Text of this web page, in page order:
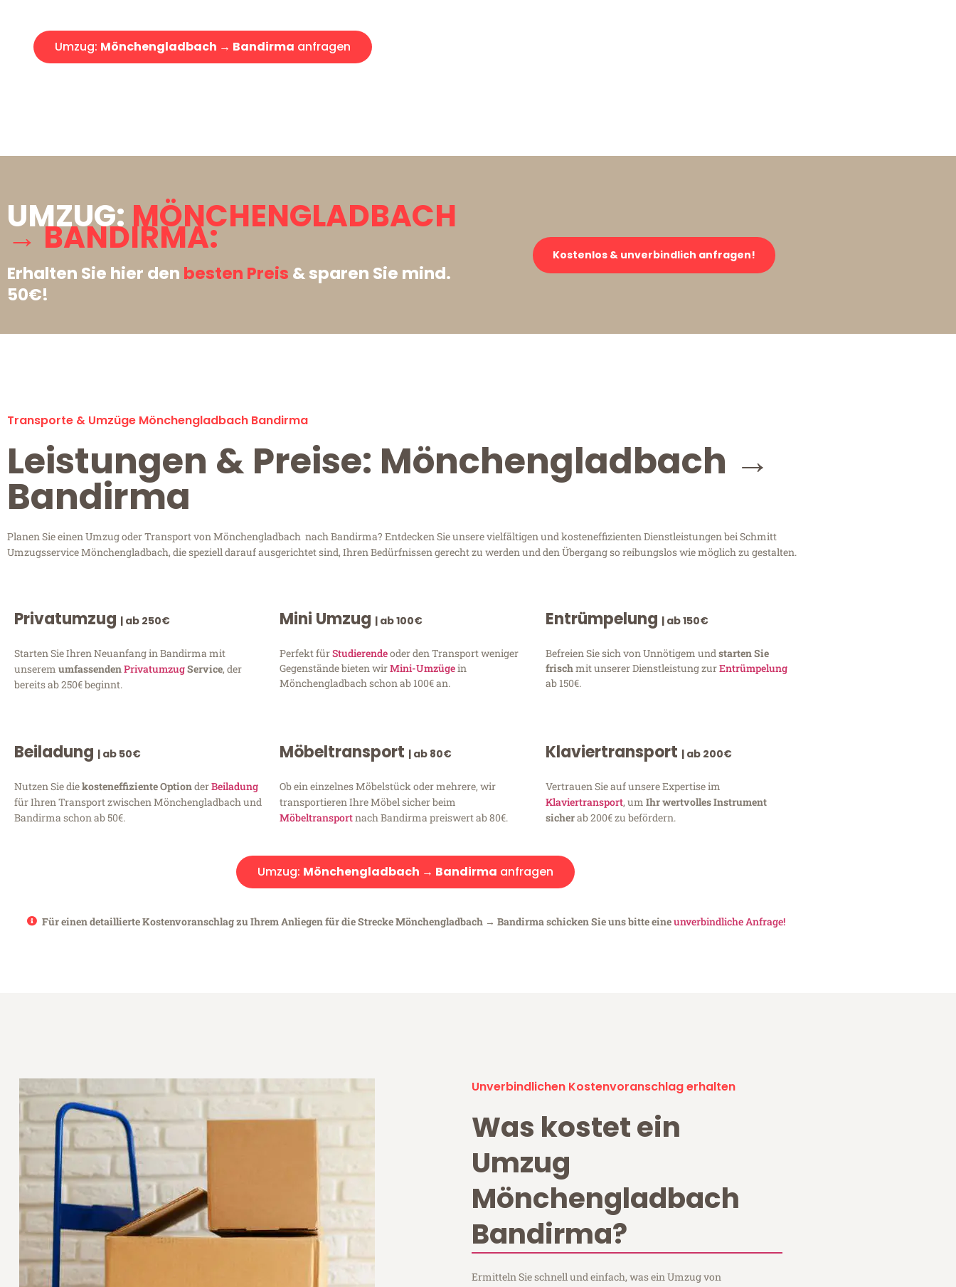
Umzug: Mönchengladbach → Bandirma anfragen
UMZUG: MÖNCHENGLADBACH
→ BANDIRMA:
Erhalten Sie hier den besten Preis & sparen Sie mind.
50€!
Kostenlos & unverbindlich anfragen!
Transporte & Umzüge Mönchengladbach Bandirma
Leistungen & Preise: Mönchengladbach →
Bandirma
Planen Sie einen Umzug oder Transport von Mönchengladbach nach Bandirma? Entdecken Sie unsere vielfältigen und kosteneffizienten Dienstleistungen bei Schmitt
Umzugsservice Mönchengladbach, die speziell darauf ausgerichtet sind, Ihren Bedürfnissen gerecht zu werden und den Übergang so reibungslos wie möglich zu gestalten.
Privatumzug | ab 250€
Starten Sie Ihren Neuanfang in Bandirma mit
unserem umfassendenPrivatumzugService, der
bereits ab 250€ beginnt.
Mini Umzug | ab 100€
Perfekt fürStudierendeoder den Transport weniger
Gegenstände bieten wirMini-Umzügein
Mönchengladbach schon ab 100€ an.
Entrümpelung | ab 150€
Befreien Sie sich von Unnötigem und starten Sie
frischmit unserer Dienstleistung zurEntrümpelung
ab 150€.
Beiladung | ab 50€
Nutzen Sie diekosteneffiziente OptionderBeiladung
für Ihren Transport zwischen Mönchengladbach und
Bandirma schon ab 50€.
Möbeltransport | ab 80€
Ob ein einzelnes Möbelstück oder mehrere, wir
transportieren Ihre Möbel sicher beim
Möbeltransportnach Bandirma preiswert ab 80€.
Klaviertransport | ab 200€
Vertrauen Sie auf unsere Expertise im
Klaviertransport, um Ihr wertvolles Instrument
sicherab 200€ zu befördern.
Umzug: Mönchengladbach → Bandirma anfragen
Für einen detaillierte Kostenvoranschlag zu Ihrem Anliegen für die Strecke Mönchengladbach → Bandirma schicken Sie uns bitte eineunverbindliche Anfrage!
Unverbindlichen Kostenvoranschlag erhalten
Was kostet ein
Umzug
Mönchengladbach
Bandirma?
Ermitteln Sie schnell und einfach, was ein Umzug von